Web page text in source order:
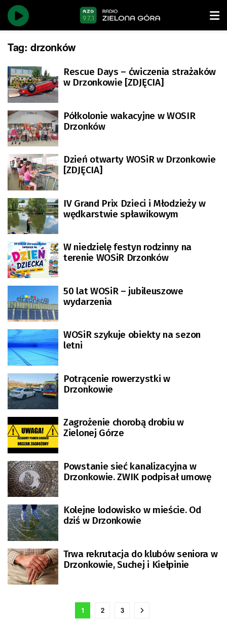
Tag: drzonków
Rescue Days – ćwiczenia strażaków
w Drzonkowie [ZDJĘCIA]
Półkolonie wakacyjne w WOSIR
Drzonków
Dzień otwarty WOSiR w Drzonkowie
[ZDJĘCIA]
IV Grand Prix Dzieci i Młodzieży w
wędkarstwie spławikowym
W niedzielę festyn rodzinny na
terenie WOSiR Drzonków
50 lat WOSiR – jubileuszowe
wydarzenia
WOSiR szykuje obiekty na sezon
letni
Potrącenie rowerzystki w
Drzonkowie
Zagrożenie chorobą drobiu w
Zielonej Górze
Powstanie sieć kanalizacyjna w
Drzonkowie. ZWIK podpisał umowę
Kolejne lodowisko w mieście. Od
dziś w Drzonkowie
Trwa rekrutacja do klubów seniora w
Drzonkowie, Suchej i Kiełpinie
1 2 3